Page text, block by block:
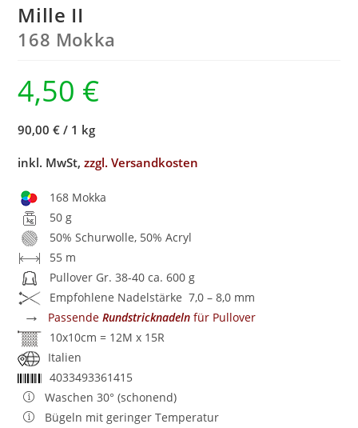
Mille II
168 Mokka
4,50 €
90,00 € / 1 kg
inkl. MwSt,zzgl. Versandkosten
168 Mokka
50 g
50% Schurwolle, 50% Acryl
55 m
Pullover Gr. 38-40 ca. 600 g
Empfohlene Nadelstärke 7,0 – 8,0 mm
→ PassendeRundstricknadeln für Pullover
10x10cm = 12M x 15R
Italien
4033493361415
Waschen 30° (schonend)
Bügeln mit geringer Temperatur